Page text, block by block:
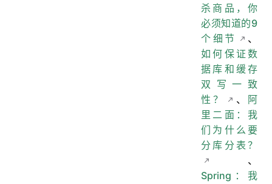
杀商品，你
必须知道的9
个细节
、
如何保证数
据库和缓存
双写一致
性？
、 阿
里二面：我
们为什么要
分库分表？
、
Spring：我